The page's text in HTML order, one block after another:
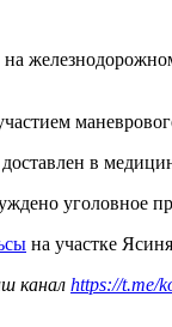
в
уголовное
на участке
канал https://t.me/